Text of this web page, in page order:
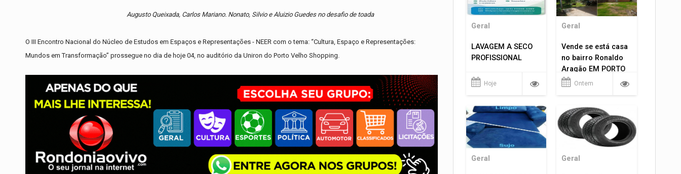
Augusto Queixada, Carlos Mariano. Nonato, Silvio e Aluizio Guedes no desafio de toada
O III Encontro Nacional do Núcleo de Estudos em Espaços e Representações - NEER com o tema: “Cultura, Espaço e Representações:
Mundos em Transformação” prossegue no dia de hoje 04, no auditório da Uniron do Porto Velho Shopping.
Geral
LAVAGEM A SECO
PROFISSIONAL
Hoje
Geral
Vende se está casa
no bairro Ronaldo
Aragão EM PORTO
VELHO RO.
Ontem
Geral Geral